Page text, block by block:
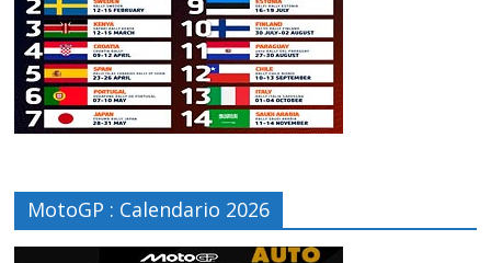
MotoGP : Calendario 2026